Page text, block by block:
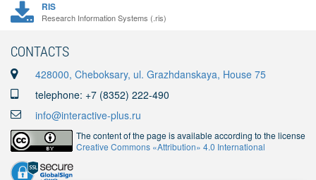
RIS
Research Information Systems (.ris)
CONTACTS
428000, Cheboksary, ul. Grazhdanskaya, House 75
telephone: +7 (8352) 222-490
info@interactive-plus.ru
The content of the page is available according to the license
Creative Commons «Attribution» 4.0 International